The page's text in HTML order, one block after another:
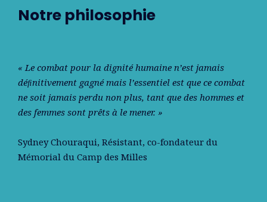
Notre philosophie
« Le combat pour la dignité humaine n’est jamais
déﬁnitivement gagné mais l’essentiel est que ce combat
ne soit jamais perdu non plus, tant que des hommes et
des femmes sont prêts à le mener. »
Sydney Chouraqui, Résistant, co-fondateur du
Mémorial du Camp des Milles